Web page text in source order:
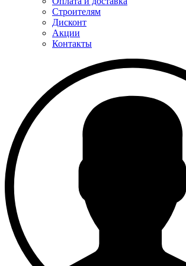
Строителям
Дисконт
Акции
Контакты